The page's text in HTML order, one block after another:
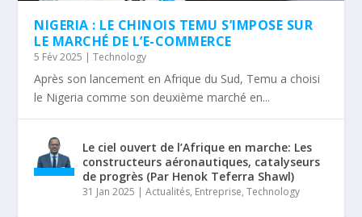
NIGERIA : LE CHINOIS TEMU S’IMPOSE SUR
LE MARCHÉ DE L’E-COMMERCE
5 Fév 2025 |Technology
Après son lancement en Afrique du Sud, Temu a choisi
le Nigeria comme son deuxième marché en...
Le ciel ouvert de l’Afrique en marche: Les
constructeurs aéronautiques, catalyseurs
de progrès (Par Henok Teferra Shawl)
31 Jan 2025 |Actualités, Entreprise,Technology